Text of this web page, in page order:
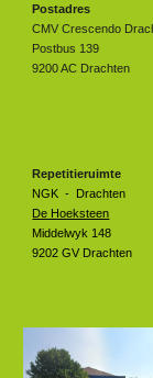
Postadres
CMV Crescendo
Postbus 139
9200 AC Drachten
Repetitieruimte
NGK - Drachten
De Hoeksteen
Middelwyk 148
9202 GV Drachten